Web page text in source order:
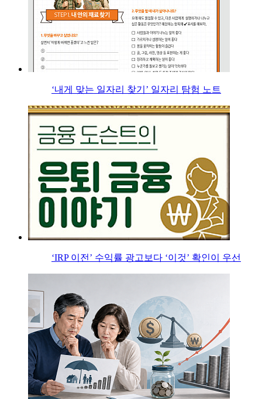
‘내게 맞는 일자리 찾기’ 일자리 탐험 노트
‘IRP 이전’ 수익률 광고보다 ‘이것’ 확인이 우선